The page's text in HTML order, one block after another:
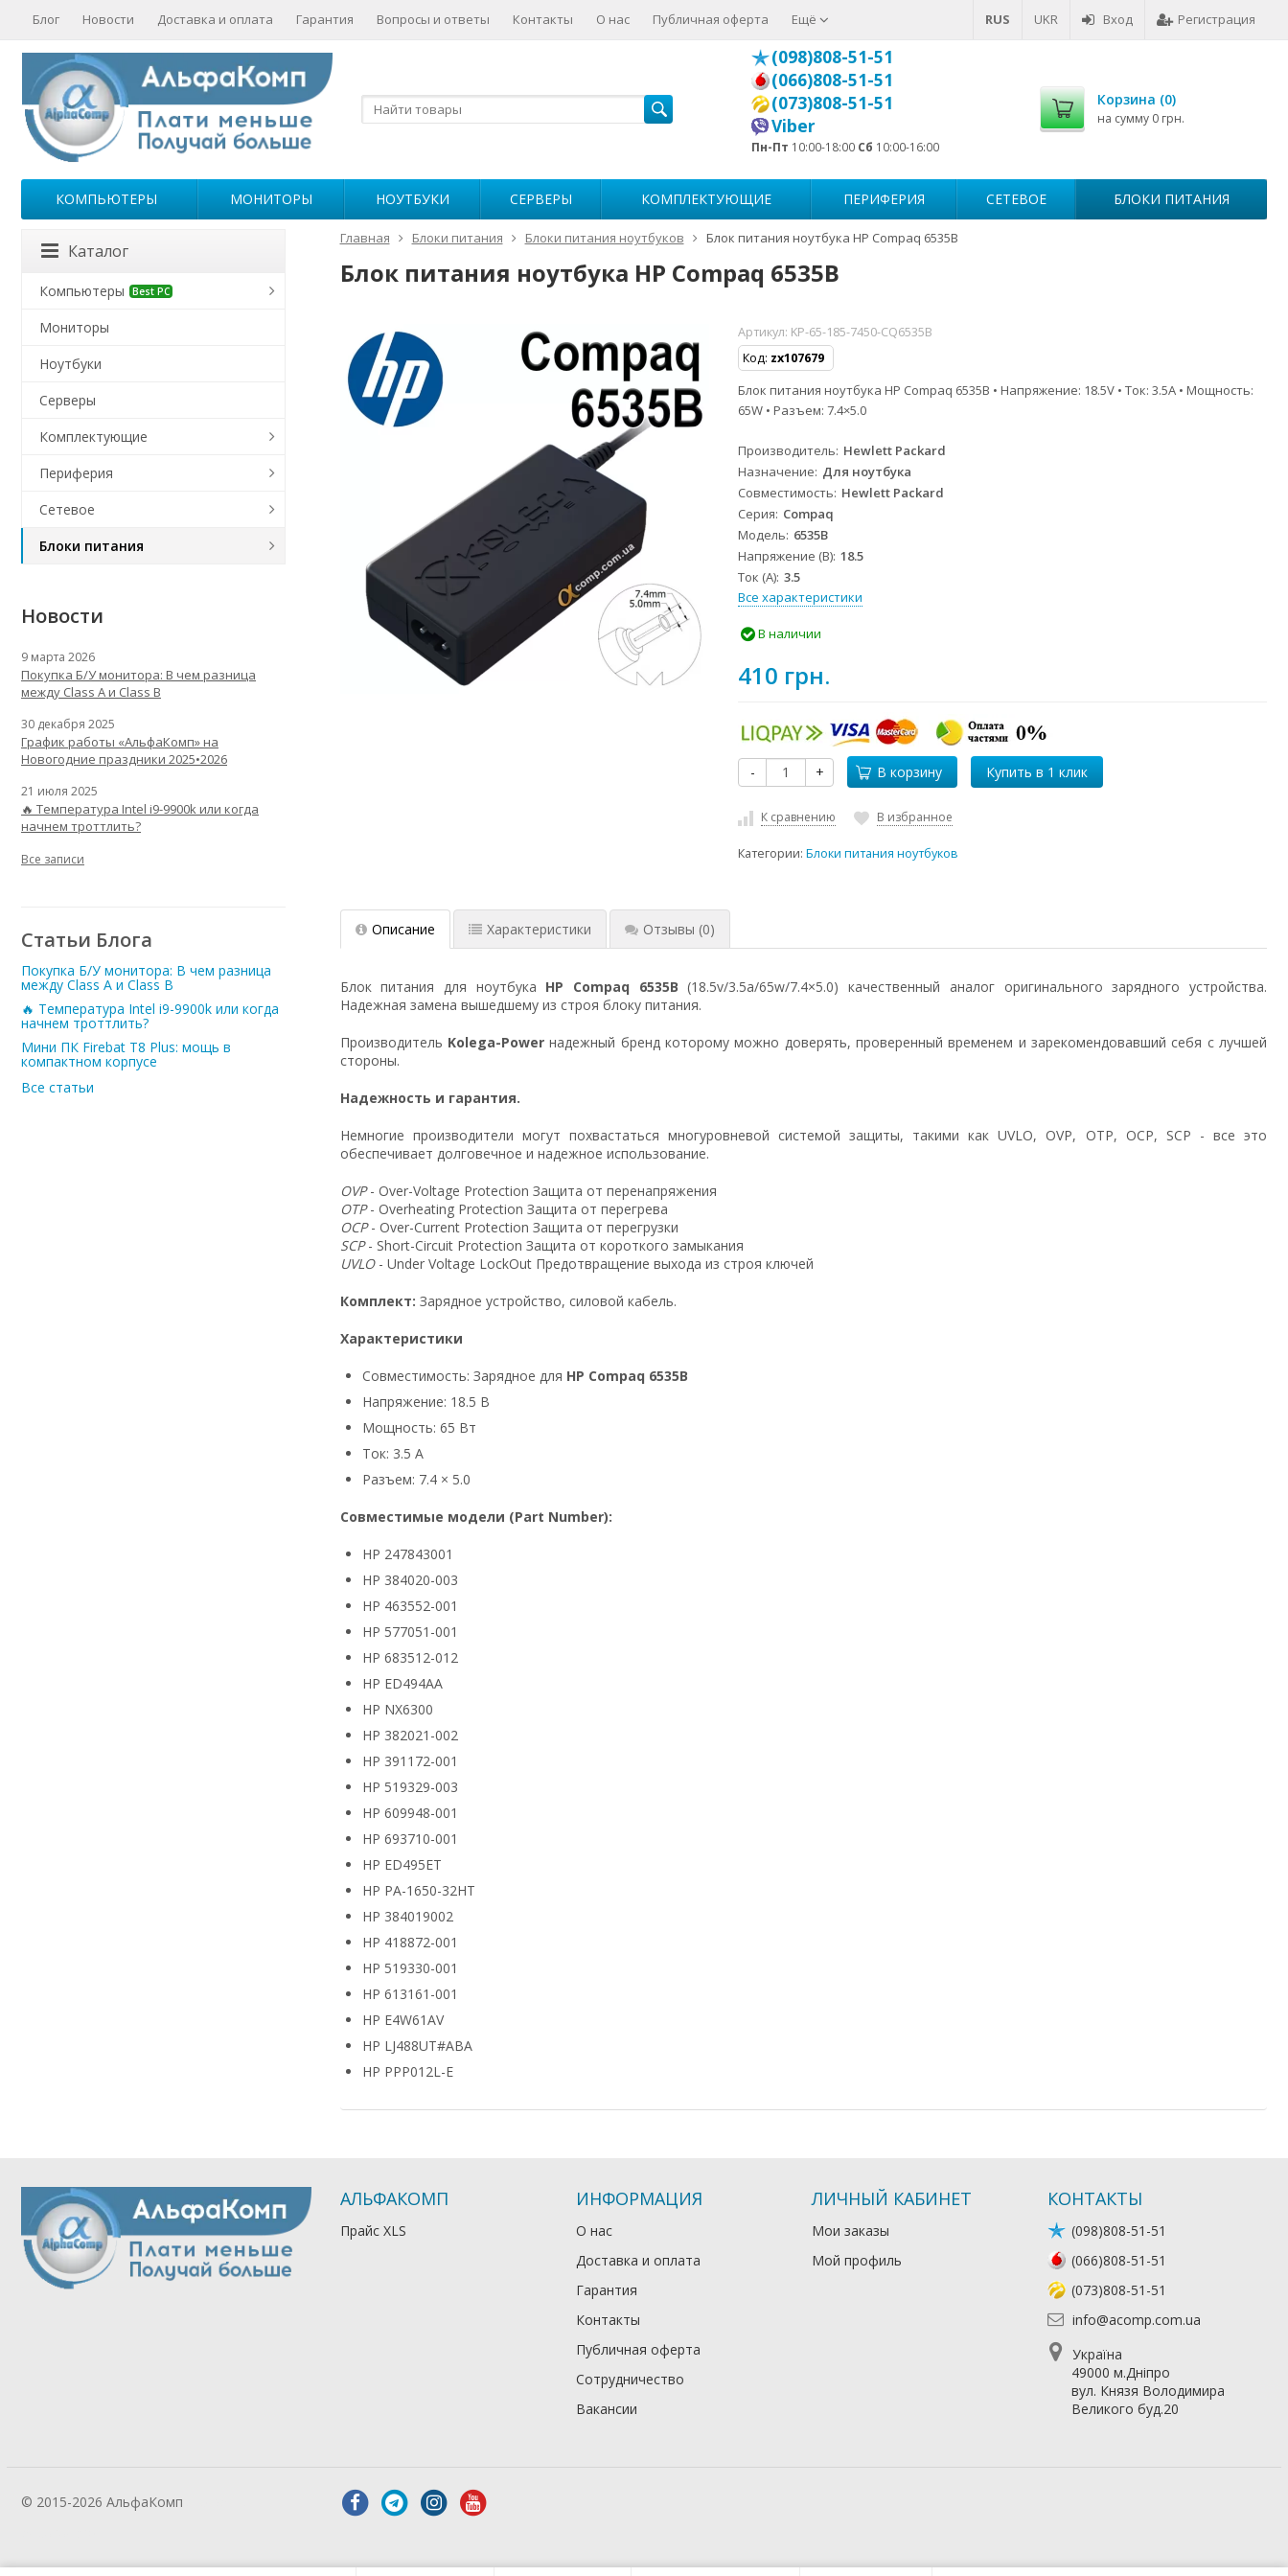
RUS UKR Вход Регистрация
Блог Новости Доставка и оплата Гарантия Вопросы и ответы Контакты О нас Публичная оферта Ещё
(098)808-51-51
(066)808-51-51
(073)808-51-51
Viber
Пн-Пт 10:00-18:00 Сб 10:00-16:00
Корзина (0)
на сумму 0 грн.
КОМПЬЮТЕРЫ МОНИТОРЫ НОУТБУКИ СЕРВЕРЫ КОМПЛЕКТУЮЩИЕ ПЕРИФЕРИЯ СЕТЕВОЕ БЛОКИ ПИТАНИЯ
Главная Блоки питания Блоки питания ноутбуков Блок питания ноутбука HP Compaq 6535B
Блок питания ноутбука HP Compaq 6535B
Артикул: KP-65-185-7450-CQ6535B
Код: zx107679
Блок питания ноутбука HP Compaq 6535B • Напряжение: 18.5V • Ток: 3.5A • Мощность:
65W • Разъем: 7.4×5.0
Производитель Hewlett Packard
Назначение Для ноутбука
Совместимость Hewlett Packard
Серия Compaq
Модель 6535B
Напряжение (В) 18.5
Ток (А) 3.5
Все характеристики
В наличии
410 грн.
- + В корзину
К сравнению В избранное
Категории:Блоки питания ноутбуков
Описание Характеристики Отзывы (0)
Блок питания для ноутбука HP Compaq 6535B (18.5v/3.5a/65w/7.4×5.0) качественный аналог оригинального зарядного устройства.
Надежная замена вышедшему из строя блоку питания.
Производитель Kolega-Powerнадежный бренд которому можно доверять, проверенный временем и зарекомендовавший себя с лучшей
стороны.
Надежность и гарантия.
Немногие производители могут похвастаться многуровневой системой защиты, такими как UVLO, OVP, OTP, OCP, SCP - все это
обеспечивает долговечное и надежное использование.
OVP- Over-Voltage Protection Защита от перенапряжения
OTP- Overheating Protection Защита от перегрева
OCP- Over-Current Protection Защита от перегрузки
SCP- Short-Circuit Protection Защита от короткого замыкания
UVLO- Under Voltage LockOut Предотвращение выхода из строя ключей
Комплект: Зарядное устройство, силовой кабель.
Характеристики
Совместимость: Зарядное для HP Compaq 6535B
Напряжение: 18.5 В
Мощность: 65 Вт
Ток: 3.5 А
Разъем: 7.4 × 5.0
Совместимые модели (Part Number):
HP 247843001
HP 384020-003
HP 463552-001
HP 577051-001
HP 683512-012
HP ED494AA
HP NX6300
HP 382021-002
HP 391172-001
HP 519329-003
HP 609948-001
HP 693710-001
HP ED495ET
HP PA-1650-32HT
HP 384019002
HP 418872-001
HP 519330-001
HP 613161-001
HP E4W61AV
HP LJ488UT#ABA
HP PPP012L-E
Каталог
Компьютеры Best PC
Мониторы
Ноутбуки
Серверы
Комплектующие
Периферия
Сетевое
Блоки питания
Новости
9 марта 2026
Покупка Б/У монитора: В чем разница
между Class A и Class B
30 декабря 2025
График работы «АльфаКомп» на
Новогодние праздники 2025•2026
21 июля 2025
🔥 Температура Intel i9-9900k или когда
начнем троттлить?
Все записи
Статьи Блога
Покупка Б/У монитора: В чем разница
между Class A и Class B
🔥 Температура Intel i9-9900k или когда
начнем троттлить?
Мини ПК Firebat T8 Plus: мощь в
компактном корпусе
Все статьи
АЛЬФАКОМП
Прайс XLS
ИНФОРМАЦИЯ
О нас
Доставка и оплата
Гарантия
Контакты
Публичная оферта
Сотрудничество
Вакансии
ЛИЧНЫЙ КАБИНЕТ
Мои заказы
Мой профиль
КОНТАКТЫ
(098)808-51-51
(066)808-51-51
(073)808-51-51
info@acomp.com.ua
Україна
49000 м.Дніпро
вул. Князя Володимира
Великого буд.20
© 2015-2026 АльфаКомп